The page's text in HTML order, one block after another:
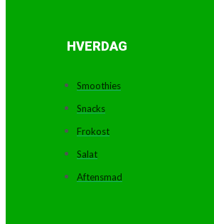
HVERDAG
Smoothies
Snacks
Frokost
Salat
Aftensmad